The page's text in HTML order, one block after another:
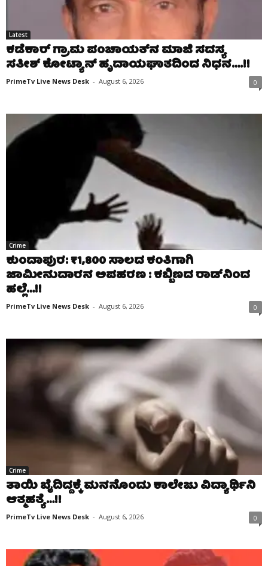
Latest
ಕಡೆಕಾರ್ ಗ್ರಾಮ ಪಂಚಾಯತ್‌ನ ಮಾಜಿ ಸದಸ್ಯ
ಸತೀಶ್ ಕೋಟ್ಯಾನ್ ಹೃದಾಯಘಾತದಿಂದ ನಿಧನ….!!
PrimeTv Live News Desk - August 6, 2026 0
Crime
ಕುಂದಾಪುರ: ₹1,800 ಸಾಲದ ಕಂತಿಗಾಗಿ
ಜಾಮೀನುದಾರನ ಅಪಹರಣ : ಕಬ್ಬಿಣದ ರಾಡ್‌ನಿಂದ
ಹಲ್ಲೆ…!!
PrimeTv Live News Desk - August 6, 2026 0
Crime
ತಾಯಿ ಬೈದಿದ್ದಕ್ಕೆ ಮನನೊಂದು ಕಾಲೇಜು ವಿದ್ಯಾರ್ಥಿನಿ
ಆತ್ಮಹತ್ಯೆ…!!
PrimeTv Live News Desk - August 6, 2026 0